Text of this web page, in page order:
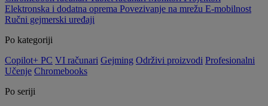
Elektronska i dodatna oprema Povezivanje na mrežu E-mobilnost
Ručni gejmerski uređaji
Po kategoriji
Copilot+ PC VI računari Gejming Održivi proizvodi Profesionalni
Učenje Chromebooks
Po seriji